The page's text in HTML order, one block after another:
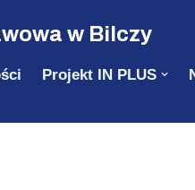
w Bilczy
Projekt IN PLUS